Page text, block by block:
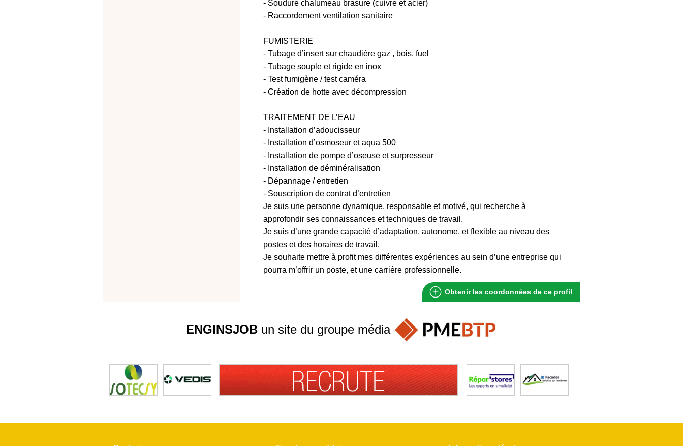
- Soudure chalumeau brasure (cuivre et acier)
- Raccordement ventilation sanitaire
FUMISTERIE
- Tubage d’insert sur chaudière gaz , bois, fuel
- Tubage souple et rigide en inox
- Test fumigène / test caméra
- Création de hotte avec décompression
TRAITEMENT DE L’EAU
- Installation d’adoucisseur
- Installation d’osmoseur et aqua 500
- Installation de pompe d’oseuse et surpresseur
- Installation de déminéralisation
- Dépannage / entretien
- Souscription de contrat d’entretien
Je suis une personne dynamique, responsable et motivé, qui recherche à
approfondir ses connaissances et techniques de travail.
Je suis d’une grande capacité d’adaptation, autonome, et flexible au niveau des
postes et des horaires de travail.
Je souhaite mettre à profit mes différentes expériences au sein d’une entreprise qui
pourra m’offrir un poste, et une carrière professionnelle.
Obtenir les coordonnées de ce profil
ENGINSJOB un site du groupe média